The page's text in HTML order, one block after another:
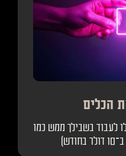
הכלים
לעבוד בשבילך ממש כמו